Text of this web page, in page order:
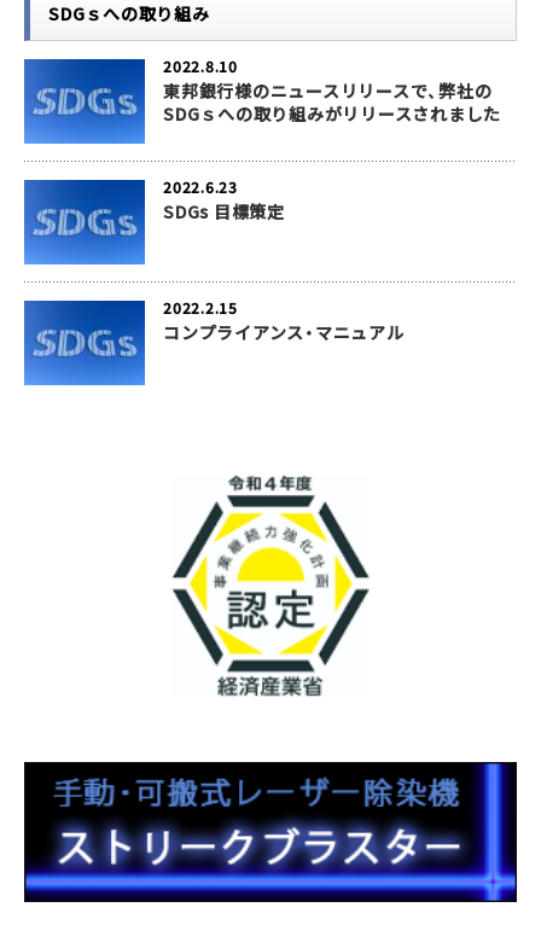
SDGｓへの取り組み
2022.8.10
東邦銀行様のニュースリリースで、弊社の
SDGｓへの取り組みがリリースされました
2022.6.23
SDGs 目標策定
2022.2.15
コンプライアンス・マニュアル